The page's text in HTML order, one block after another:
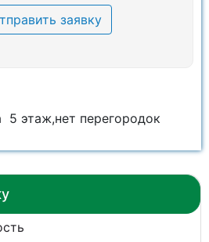
заявку
5 этаж,нет перегородок